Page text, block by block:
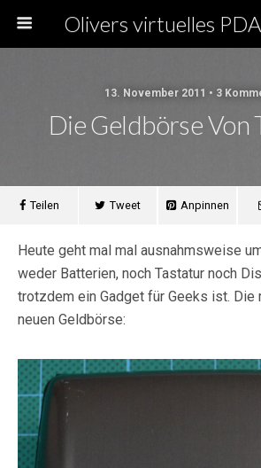
13. November 2011 • 3
Die Geldbörse Von
Teilen Tweet Anpinnen
Heute geht mal mal ausnahmsweise
weder Batterien, noch Tastatur noch
trotzdem ein Gadget für Geeks ist. Die
neuen Geldbörse: